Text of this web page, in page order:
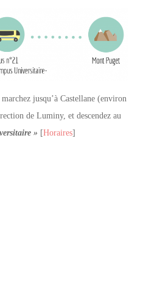
jusqu’à Castellane (environ
de Luminy, et descendez au
» [Horaires]